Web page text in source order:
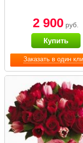
Заказать в один
2 900 руб.
Купить